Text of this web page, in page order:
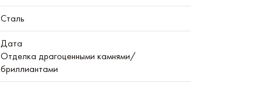
Сталь
Дата
Отделка драгоценными камнями/
бриллиантами